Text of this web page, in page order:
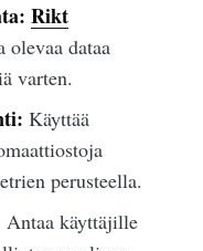
Rikt
olevaa dataa
varten.
Käyttää
perusteella.
Antaa käyttäjille